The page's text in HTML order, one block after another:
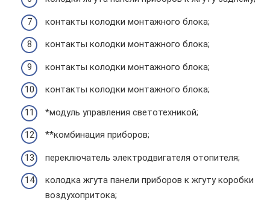
контакты колодки монтажного блока;
контакты колодки монтажного блока;
контакты колодки монтажного блока;
контакты колодки монтажного блока;
*модуль управления светотехникой;
**комбинация приборов;
переключатель электродвигателя отопителя;
колодка жгута панели приборов к жгуту коробки
воздухопритока;